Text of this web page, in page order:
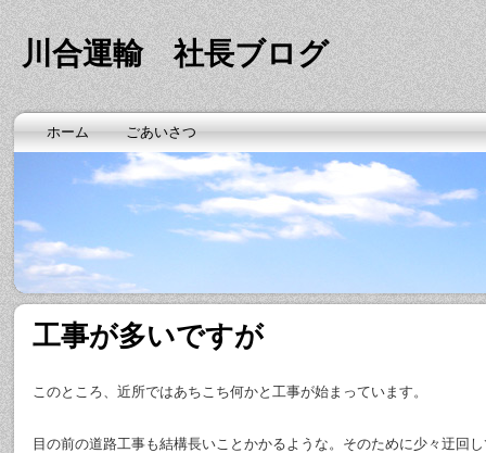
川合運輸 社長ブログ
ホーム ごあいさつ
工事が多いですが
このところ、近所ではあちこち何かと工事が始まっています。
目の前の道路工事も結構長いことかかるような。そのために少々迂回